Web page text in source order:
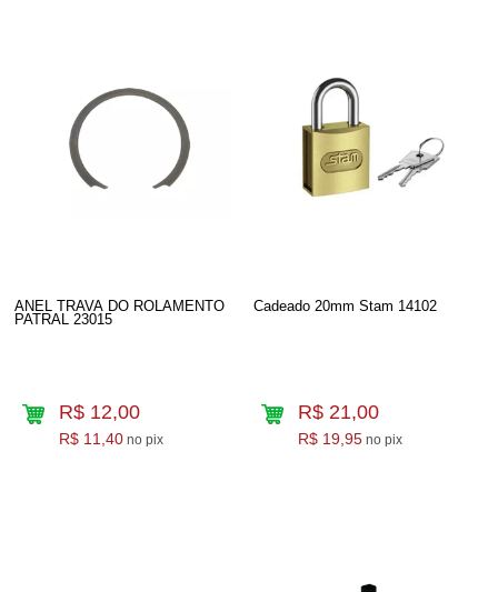
ANEL TRAVA DO ROLAMENTO
PATRAL 23015
R$ 12,00
R$ 11,40 no pix
Cadeado 20mm Stam 14102
R$ 21,00
R$ 19,95 no pix